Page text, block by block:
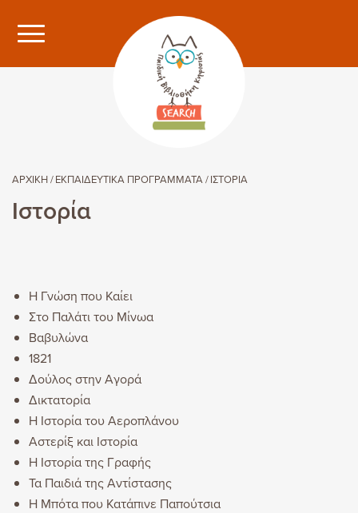
ΑΡΧΙΚΗ ΕΚΠΑΙΔΕΥΤΙΚΆ ΠΡΟΓΡΆΜΜΑΤΑ ΙΣΤΟΡΊΑ
Ιστορία
Η Γνώση που Καίει
Στο Παλάτι του Μίνωα
Βαβυλώνα
1821
Δούλος στην Αγορά
Δικτατορία
Η Ιστορία του Αεροπλάνου
Αστερίξ και Ιστορία
Η Ιστορία της Γραφής
Τα Παιδιά της Αντίστασης
Η Μπότα που Κατάπινε Παπούτσια